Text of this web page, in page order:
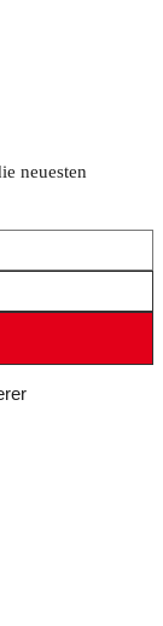
neuesten